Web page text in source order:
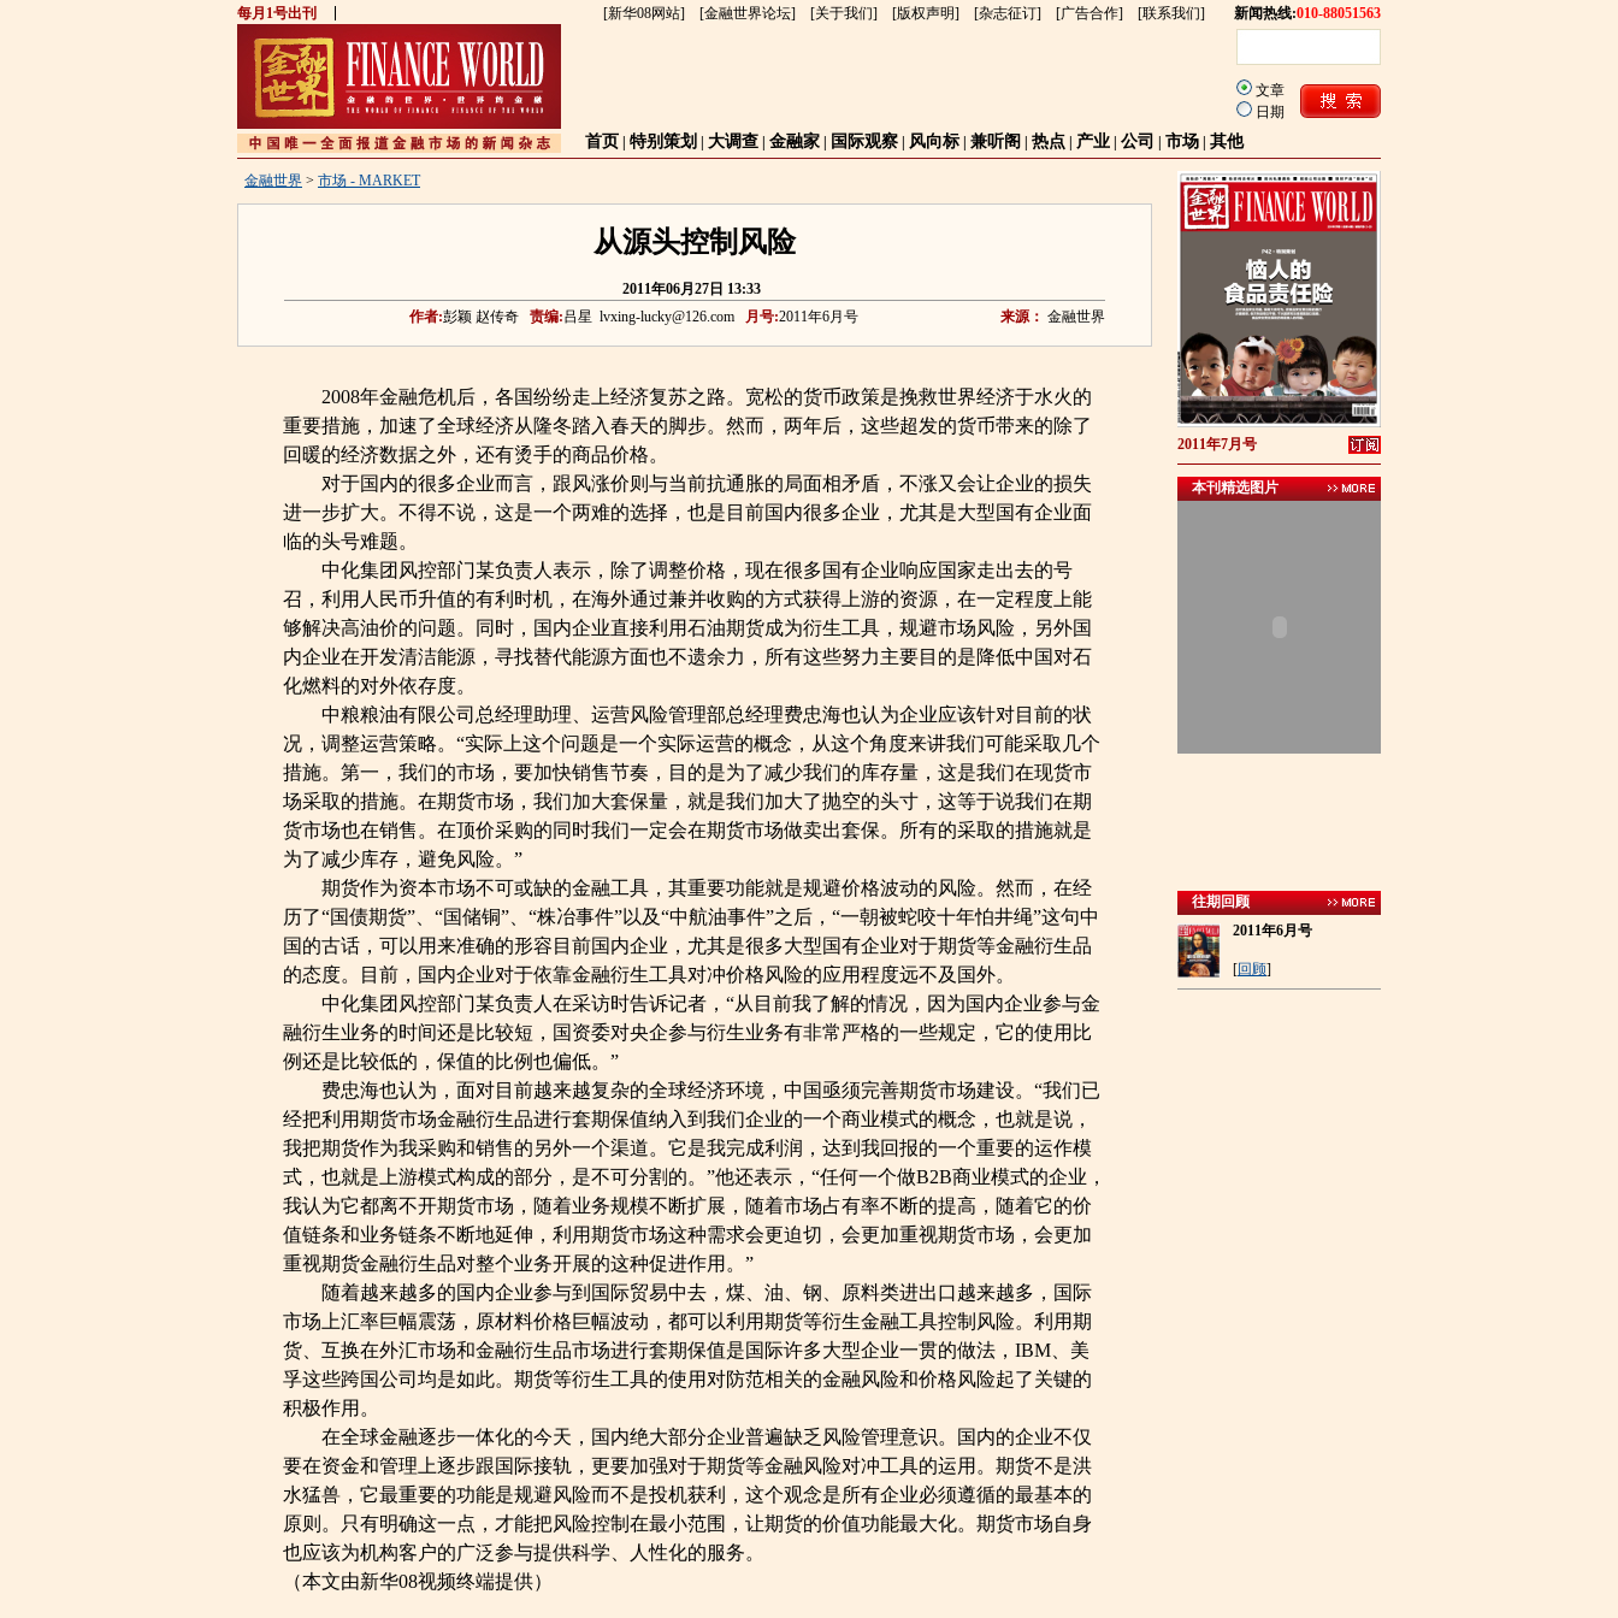
每月1号出刊 [新华08网站] [金融世界论坛] [关于我们] [版权声明] [杂志征订] [广告合作] [联系我们] 新闻热线:010-88051563
文章
日期
首页 特别策划 大调查 金融家 国际观察 风向标 兼听阁 热点 产业 公司 市场 其他
金融世界 > 市场 - MARKET
从源头控制风险
2011年06月27日 13:33
作者:彭颖 赵传奇 责编:吕星 lvxing-lucky@126.com 月号:2011年6月号 来源： 金融世界
2008年金融危机后，各国纷纷走上经济复苏之路。宽松的货币政策是挽救世界经济于水火的
重要措施，加速了全球经济从隆冬踏入春天的脚步。然而，两年后，这些超发的货币带来的除了
回暖的经济数据之外，还有烫手的商品价格。
对于国内的很多企业而言，跟风涨价则与当前抗通胀的局面相矛盾，不涨又会让企业的损失
进一步扩大。不得不说，这是一个两难的选择，也是目前国内很多企业，尤其是大型国有企业面
临的头号难题。
中化集团风控部门某负责人表示，除了调整价格，现在很多国有企业响应国家走出去的号
召，利用人民币升值的有利时机，在海外通过兼并收购的方式获得上游的资源，在一定程度上能
够解决高油价的问题。同时，国内企业直接利用石油期货成为衍生工具，规避市场风险，另外国
内企业在开发清洁能源，寻找替代能源方面也不遗余力，所有这些努力主要目的是降低中国对石
化燃料的对外依存度。
中粮粮油有限公司总经理助理、运营风险管理部总经理费忠海也认为企业应该针对目前的状
况，调整运营策略。“实际上这个问题是一个实际运营的概念，从这个角度来讲我们可能采取几个
措施。第一，我们的市场，要加快销售节奏，目的是为了减少我们的库存量，这是我们在现货市
场采取的措施。在期货市场，我们加大套保量，就是我们加大了抛空的头寸，这等于说我们在期
货市场也在销售。在顶价采购的同时我们一定会在期货市场做卖出套保。所有的采取的措施就是
为了减少库存，避免风险。”
期货作为资本市场不可或缺的金融工具，其重要功能就是规避价格波动的风险。然而，在经
历了“国债期货”、“国储铜”、“株冶事件”以及“中航油事件”之后，“一朝被蛇咬十年怕井绳”这句中
国的古话，可以用来准确的形容目前国内企业，尤其是很多大型国有企业对于期货等金融衍生品
的态度。目前，国内企业对于依靠金融衍生工具对冲价格风险的应用程度远不及国外。
中化集团风控部门某负责人在采访时告诉记者，“从目前我了解的情况，因为国内企业参与金
融衍生业务的时间还是比较短，国资委对央企参与衍生业务有非常严格的一些规定，它的使用比
例还是比较低的，保值的比例也偏低。”
费忠海也认为，面对目前越来越复杂的全球经济环境，中国亟须完善期货市场建设。“我们已
经把利用期货市场金融衍生品进行套期保值纳入到我们企业的一个商业模式的概念，也就是说，
我把期货作为我采购和销售的另外一个渠道。它是我完成利润，达到我回报的一个重要的运作模
式，也就是上游模式构成的部分，是不可分割的。”他还表示，“任何一个做B2B商业模式的企业，
我认为它都离不开期货市场，随着业务规模不断扩展，随着市场占有率不断的提高，随着它的价
值链条和业务链条不断地延伸，利用期货市场这种需求会更迫切，会更加重视期货市场，会更加
重视期货金融衍生品对整个业务开展的这种促进作用。”
随着越来越多的国内企业参与到国际贸易中去，煤、油、钢、原料类进出口越来越多，国际
市场上汇率巨幅震荡，原材料价格巨幅波动，都可以利用期货等衍生金融工具控制风险。利用期
货、互换在外汇市场和金融衍生品市场进行套期保值是国际许多大型企业一贯的做法，IBM、美
孚这些跨国公司均是如此。期货等衍生工具的使用对防范相关的金融风险和价格风险起了关键的
积极作用。
在全球金融逐步一体化的今天，国内绝大部分企业普遍缺乏风险管理意识。国内的企业不仅
要在资金和管理上逐步跟国际接轨，更要加强对于期货等金融风险对冲工具的运用。期货不是洪
水猛兽，它最重要的功能是规避风险而不是投机获利，这个观念是所有企业必须遵循的最基本的
原则。只有明确这一点，才能把风险控制在最小范围，让期货的价值功能最大化。期货市场自身
也应该为机构客户的广泛参与提供科学、人性化的服务。
（本文由新华08视频终端提供）
2011年7月号
本刊精选图片
往期回顾
2011年6月号
[回顾]